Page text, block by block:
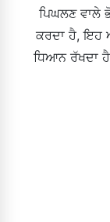
ਪਿਘਲਣ ਵਾਲੇ
ਕਰਦਾ ਹੈ, ਇਹ
ਧਿਆਨ ਰੱਖਦਾ